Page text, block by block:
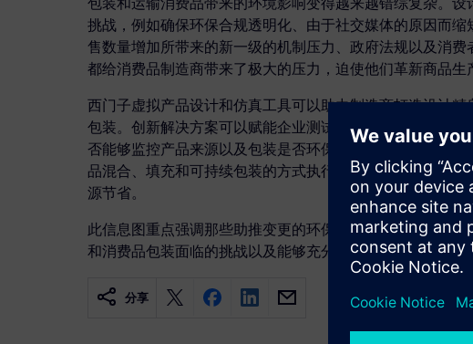
挑战，例如确保环保合规透明化、由于社交媒体的原因而缩
售数量增加所带来的新一级的机制压力、政府法规以及消费
都给消费品制造商带来了极大的压力，迫使他们革新商品生
西门子虚拟产品设计和仿真工具可以助力制造商打造设计精
包装。创新解决方案可以赋能企业测试其包装是否符合运输
否能够监控产品来源以及包装是否环保。设想一下，如果能
品混合、填充和可持续包装的方式执行仿真，将实现多么可
源节省。
此信息图重点强调那些助推变更的环保趋势、不可持续的包
和消费品包装面临的挑战以及能够充分应对主要制造挑战的
分享